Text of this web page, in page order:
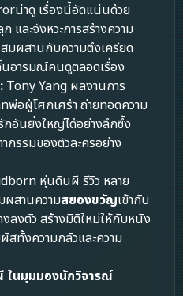
น่าดู เรื่องนี้อัดแน่นด้วย
และจังหวะการสร้างความ
มผสานกับความตึงเครียด
อารมณ์คนดูตลอดเรื่อง
Tony Yang ผลงานการ
พ่อผู้โศกเศร้า ถ่ายทอดความ
กอันยิ่งใหญ่ได้อย่างลึกซึ้ง
กรรมของตัวละครอย่าง
หุ่นดินผี รีวิว หลาย
ผสานความสยองขวัญเข้ากับ
งลงตัว สร้างมิติใหม่ให้กับหนัง
สทั้งความกลัวและความ
นมุมมองนักวิจารณ์